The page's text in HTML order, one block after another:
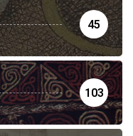
45
103